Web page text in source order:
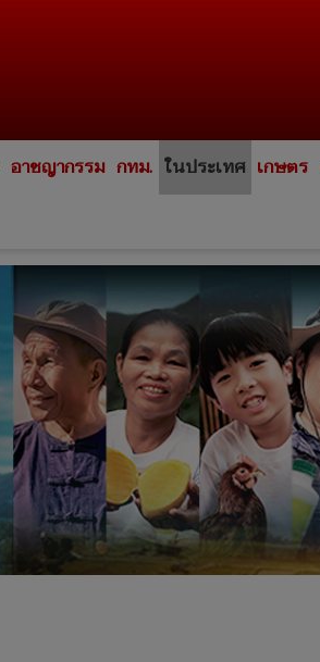
อาชญากรรม กทม. ในประเทศ เกษตร